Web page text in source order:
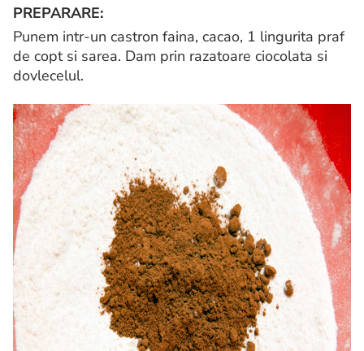
PREPARARE:
Punem intr-un castron faina, cacao, 1 lingurita praf
de copt si sarea. Dam prin razatoare ciocolata si
dovlecelul.